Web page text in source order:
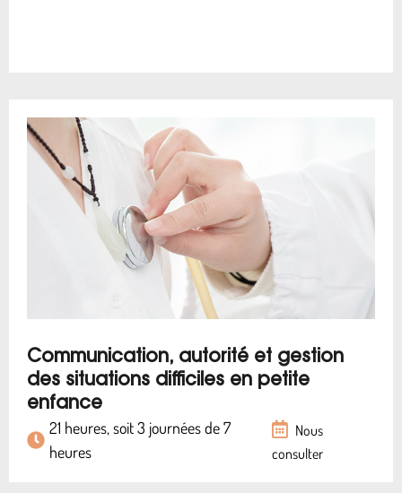
Communication, autorité et gestion
des situations difficiles en petite
enfance
21 heures, soit 3 journées de 7
heures
Nous
consulter